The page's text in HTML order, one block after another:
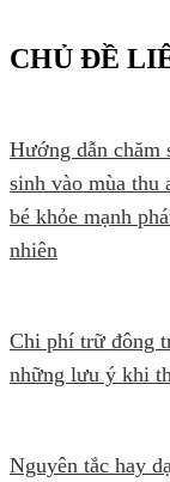
CHỦ ĐỀ
Hướng dẫn chăm
sinh vào mùa thu
bé khỏe mạnh
nhiên
Chi phí trữ đông
những lưu ý khi
Nguyên tắc hay